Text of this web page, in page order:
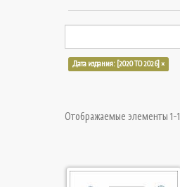
Дата издания: [2020 TO 2026] ×
Отображаемые элементы 1-